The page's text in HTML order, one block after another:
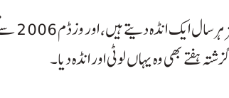
ماہرین
بھی وہ یہاں لوٹی اور انڈہ دیا۔